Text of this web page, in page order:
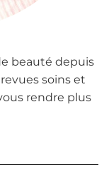
beauté depuis
soins et
rendre plus